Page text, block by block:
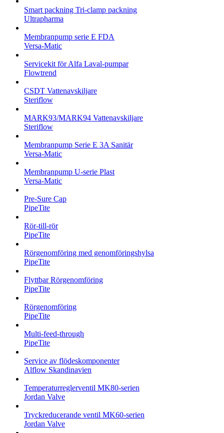
Smart packning Tri-clamp packning
Ultrapharma
Membranpump serie E FDA
Versa-Matic
Servicekit för Alfa Laval-pumpar
Flowtrend
CSDT Vattenavskiljare
Steriflow
MARK93/MARK94 Vattenavskiljare
Steriflow
Membranpump Serie E 3A Sanitär
Versa-Matic
Membranpump U-serie Plast
Versa-Matic
Pre-Sure Cap
PipeTite
Rör-till-rör
PipeTite
Rörgenomföring med genomföringshylsa
PipeTite
Flyttbar Rörgenomföring
PipeTite
Rörgenomföring
PipeTite
Multi-feed-through
PipeTite
Service av flödeskomponenter
Alflow Skandinavien
Temperaturreglerventil MK80-serien
Jordan Valve
Tryckreducerande ventil MK60-serien
Jordan Valve